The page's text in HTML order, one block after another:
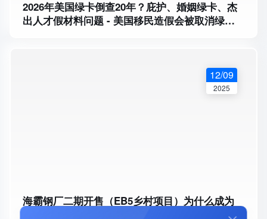
2026年美国绿卡倒查20年？庇护、婚姻绿卡、杰
出人才假材料问题 - 美国移民造假会被取消绿卡
海霸钢厂二期开售（EB5乡村项目）为什么成为
2025年最稳选择 免排期 绿卡获批 还款安全 - 美
12/09
2025